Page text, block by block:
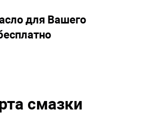
для Вашего
смазки